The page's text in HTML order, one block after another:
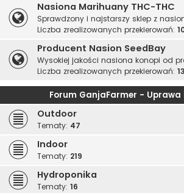
Nasiona Marihuany THC-THC
Sprawdzony i najstarszy sklep z
Liczba zrealizowanych przekierowań:
Producent Nasion SeedBay
Wysokiej jakości nasiona konopi od
Liczba zrealizowanych przekierowań:
Forum GanjaFarmer - Uprawa
Outdoor
Tematy: 47
Indoor
Tematy: 219
Hydroponika
Tematy: 16